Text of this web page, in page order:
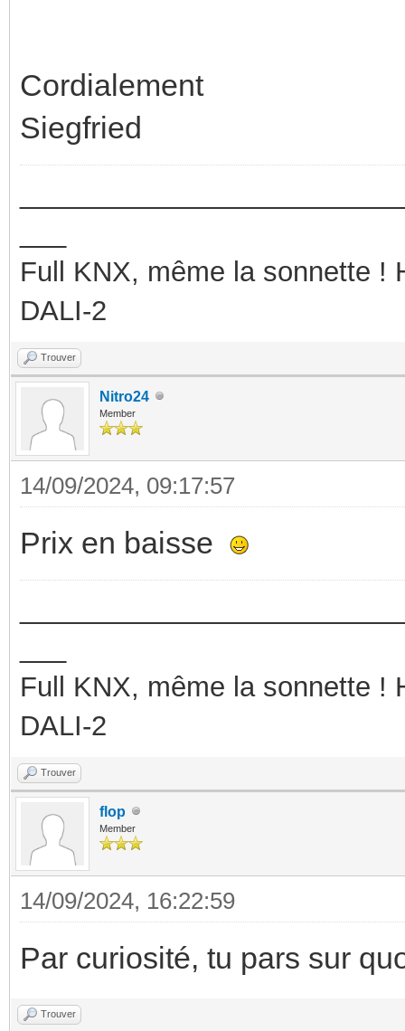
Cordialement
Siegfried
Full KNX, même la sonnette !
DALI-2
Trouver
Nitro24
Member
14/09/2024, 09:17:57
Prix en baisse
Full KNX, même la sonnette !
DALI-2
Trouver
flop
Member
14/09/2024, 16:22:59
Par curiosité, tu pars sur
Trouver